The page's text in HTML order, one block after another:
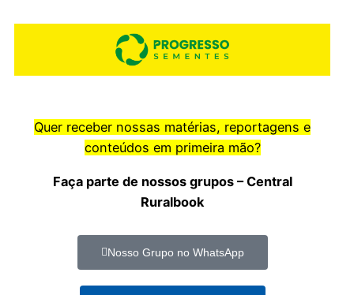
Quer receber nossas matérias, reportagens e
conteúdos em primeira mão?
Faça parte de nossos grupos – Central
Ruralbook
Nosso Grupo no WhatsApp